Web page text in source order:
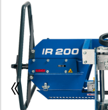
ДЕРЕВООБРАБОТКА